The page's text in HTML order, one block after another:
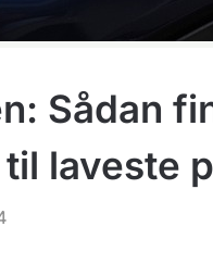
Sådan
laveste